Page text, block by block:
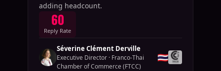
adding headcount.
60
Reply Rate
Séverine Clément Derville
Executive Director · Franco-Thai
Chamber of Commerce (FTCC)
🇹🇭